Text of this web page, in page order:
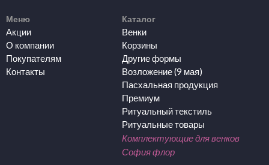
Меню
Акции
О компании
Покупателям
Контакты
Каталог
Венки
Корзины
Другие формы
Возложение (9 мая)
Пасхальная продукция
Премиум
Ритуальный текстиль
Ритуальные товары
Комплектующие для венков
София флор